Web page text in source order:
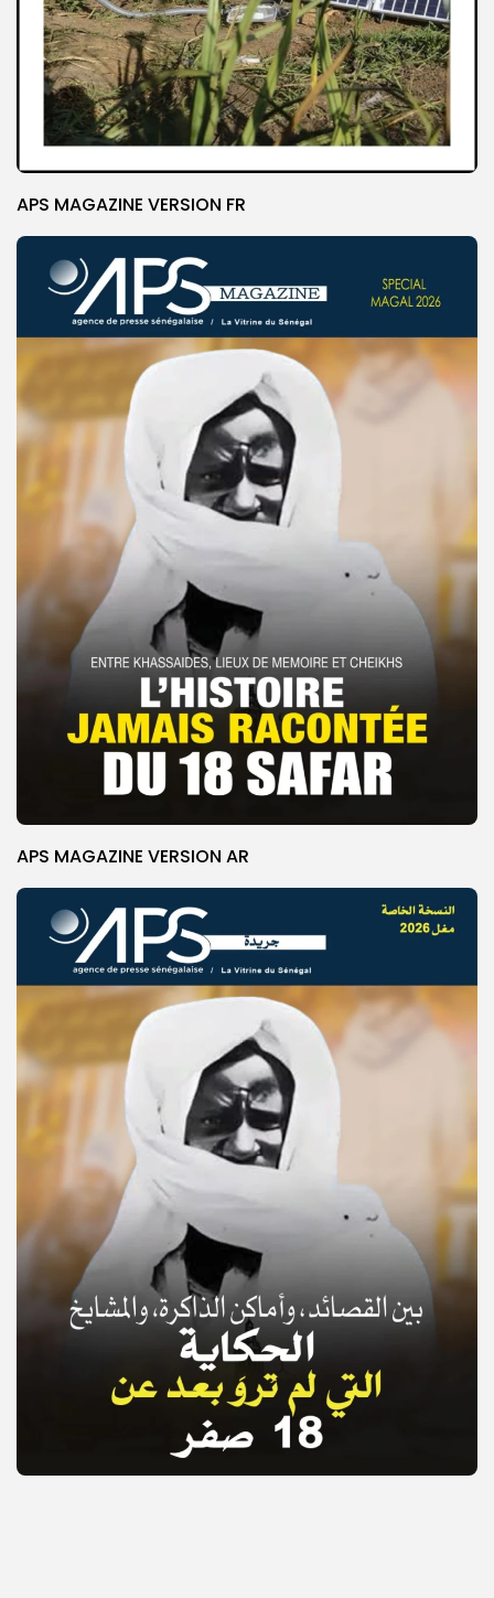
© Copyright 2025, APS
APS MAGAZINE VERSION FR
APS MAGAZINE VERSION AR